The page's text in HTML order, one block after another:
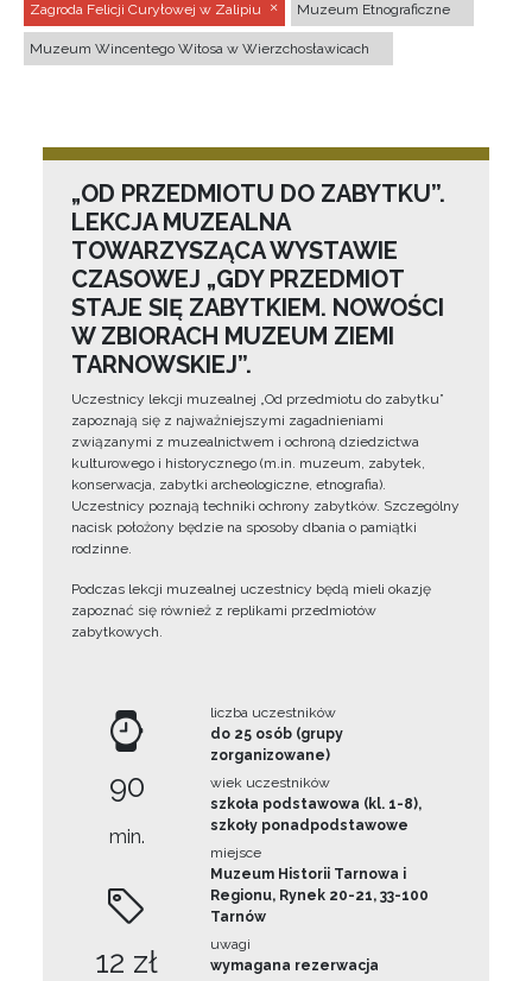
Zagroda Felicji Curyłowej w Zalipiu Muzeum Etnograficzne
Muzeum Wincentego Witosa w Wierzchosławicach
„OD PRZEDMIOTU DO ZABYTKU”.
LEKCJA MUZEALNA
TOWARZYSZĄCA WYSTAWIE
CZASOWEJ „GDY PRZEDMIOT
STAJE SIĘ ZABYTKIEM. NOWOŚCI
W ZBIORACH MUZEUM ZIEMI
TARNOWSKIEJ”.
Uczestnicy lekcji muzealnej „Od przedmiotu do zabytku”
zapoznają się z najważniejszymi zagadnieniami
związanymi z muzealnictwem i ochroną dziedzictwa
kulturowego i historycznego (m.in. muzeum, zabytek,
konserwacja, zabytki archeologiczne, etnografia).
Uczestnicy poznają techniki ochrony zabytków. Szczególny
nacisk położony będzie na sposoby dbania o pamiątki
rodzinne.
Podczas lekcji muzealnej uczestnicy będą mieli okazję
zapoznać się również z replikami przedmiotów
zabytkowych.
90
min.
12 zł
liczba uczestników
do 25 osób (grupy
zorganizowane)
wiek uczestników
szkoła podstawowa (kl. 1-8),
szkoły ponadpodstawowe
miejsce
Muzeum Historii Tarnowa i
Regionu, Rynek 20-21, 33-100
Tarnów
uwagi
wymagana rezerwacja